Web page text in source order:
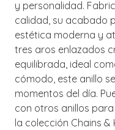
y personalidad.
calidad, su acabado
estética moderna y
tres aros enlazados
equilibrada, ideal
cómodo, este anillo
momentos del día.
con otros anillos
la colección Chains &